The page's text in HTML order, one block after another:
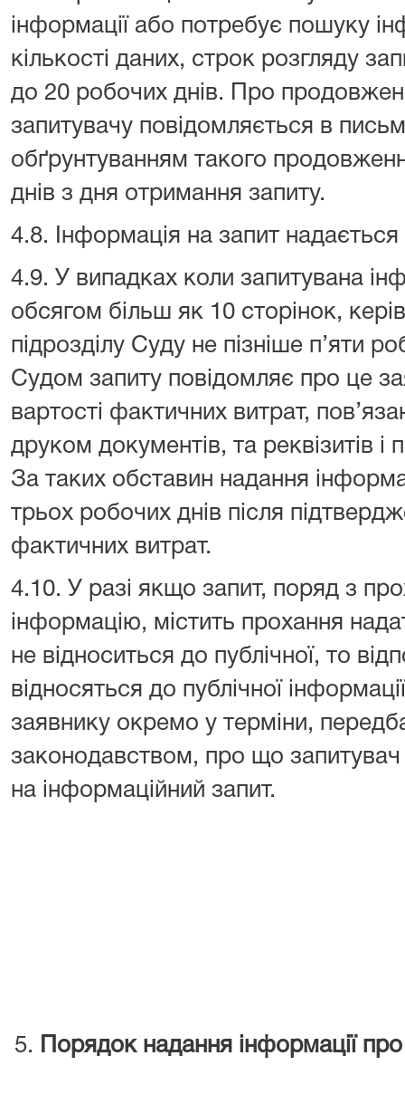
інформації або потребує пошуку
кількості даних, строк розгляду
до 20 робочих днів. Про
запитувачу повідомляється в
обґрунтуванням такого
днів з дня отримання запиту.
4.8. Інформація на запит
4.9. У випадках коли запитувана
обсягом більш як 10 сторінок,
підрозділу Суду не пізніше п’яти
Судом запиту повідомляє про це
вартості фактичних витрат,
друком документів, та реквізитів і
За таких обставин надання
трьох робочих днів після
фактичних витрат.
4.10. У разі якщо запит, поряд з
інформацію, містить прохання
не відноситься до публічної, то
відносяться до публічної
заявнику окремо у терміни,
законодавством, про що запитувач
на інформаційний запит.
Порядок надання інформації